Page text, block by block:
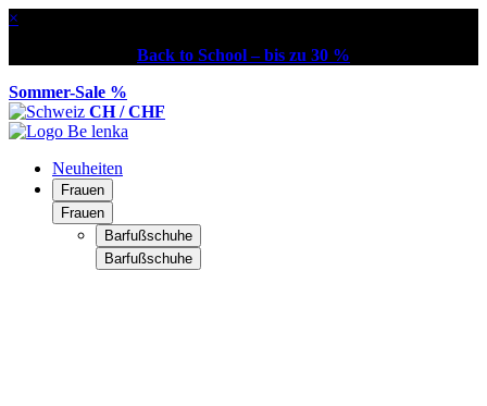
×
Back to School – bis zu 30 %
Sommer-Sale %
CH / CHF
Neuheiten
Frauen
Frauen
Barfußschuhe
Barfußschuhe